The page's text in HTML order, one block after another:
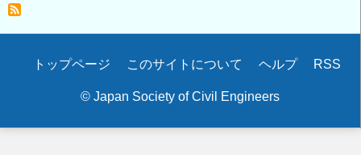
「鋼
造
Secondary
トップページ このサイトについて ヘルプ RSS
© Japan Society of Civil Engineers